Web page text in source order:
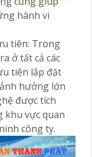
hành vi
tiên: Trong
ở tất cả các
tiên lắp đặt
hưởng lớn
được tích
khu vực quan
công ty.